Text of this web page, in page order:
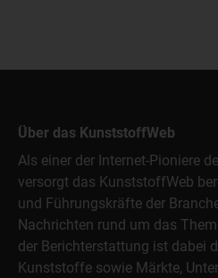
Über das KunststoffWeb
Als einer der Internet-Pioniere
versorgt das KunststoffWeb
und Führungskräfte der
Nachrichten rund um das
der Berichterstattung ist dabei
Kunststoffe sowie Märkte,